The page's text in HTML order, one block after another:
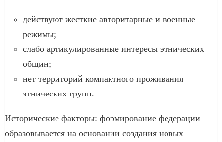
действуют жесткие авторитарные и военные
режимы;
слабо артикулированные интересы этнических
общин;
нет территорий компактного проживания
этнических групп.
Исторические факторы: формирование федерации
образовывается на основании создания новых